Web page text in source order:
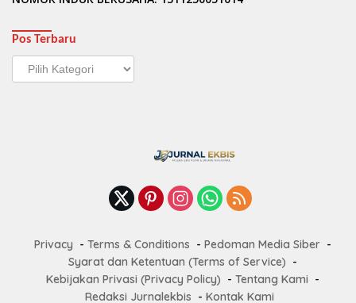
Pos Terbaru
Pos
Terbaru
Privacy Terms & Conditions
Pedoman Media Siber
Syarat dan Ketentuan (Terms of Service)
Kebijakan Privasi (Privacy Policy)
Tentang Kami
Redaksi Jurnalekbis
Kontak Kami